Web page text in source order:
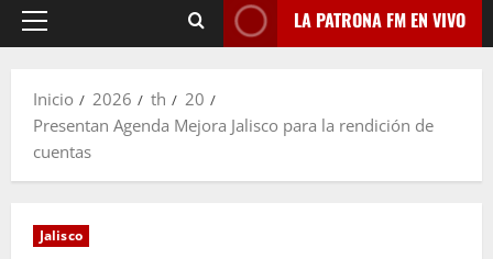
Menú
LA PATRONA FM EN VIVO
Inicio 2026 th
20
Presentan Agenda Mejora Jalisco para la rendición de
cuentas
Jalisco